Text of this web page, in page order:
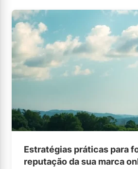
Estratégias práticas para
reputação da sua marca